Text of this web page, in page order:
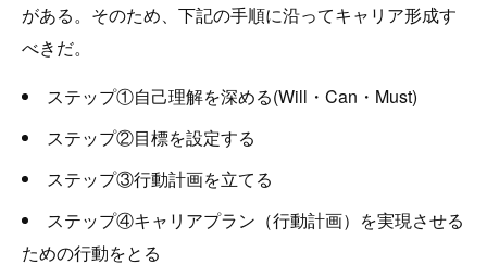
がある。そのため、下記の手順に沿ってキャリア形成す
べきだ。
ステップ①自己理解を深める(Will・Can・Must)
ステップ②目標を設定する
ステップ③行動計画を立てる
ステップ④キャリアプラン（行動計画）を実現させる
ための行動をとる